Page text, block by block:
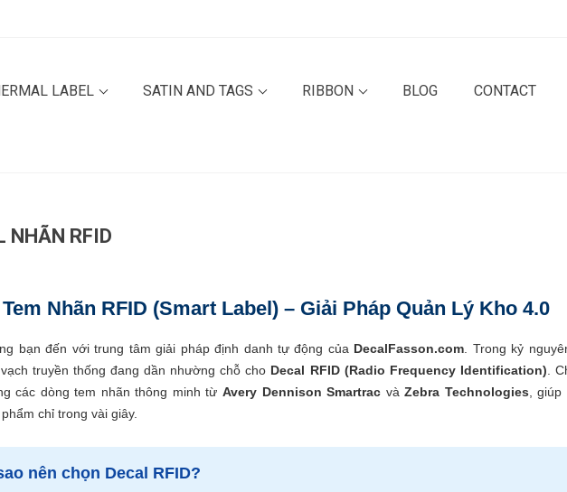
LABEL SATIN AND TAGS RIBBON BLOG CONTACT
NHÃN RFID
Nhãn RFID (Smart Label) – Giải Pháp Quản Lý Kho 4.0
bạn đến với trung tâm giải pháp định danh tự động của DecalFasson.com . Trong kỷ
truyền thống đang dần nhường chỗ cho Decal RFID (Radio Frequency Identification) .
các dòng tem nhãn thông minh từ Avery Dennison Smartrac vàZebra Technologies ,
chỉ trong vài giây.
nên chọn Decal RFID?